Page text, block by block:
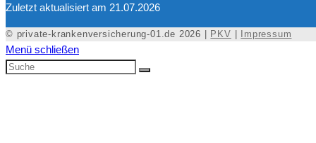
Zuletzt aktualisiert am 21.07.2026
© private-krankenversicherung-01.de 2026 | PKV Impressum
Menü schließen